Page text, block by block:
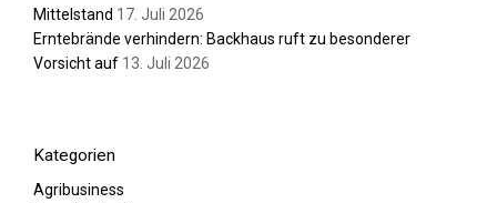
Mittelstand 17. Juli 2026
Erntebrände verhindern: Backhaus ruft zu besonderer
Vorsicht auf 13. Juli 2026
Kategorien
Agribusiness